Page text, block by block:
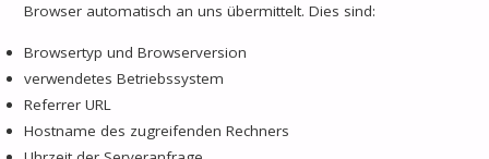
Browser automatisch an uns übermittelt. Dies sind:
Browsertyp und Browserversion
verwendetes Betriebssystem
Referrer URL
Hostname des zugreifenden Rechners